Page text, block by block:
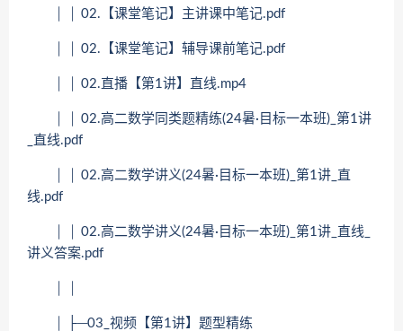
│ │ 02.【课堂笔记】主讲课中笔记.pdf
│ │ 02.【课堂笔记】辅导课前笔记.pdf
│ │ 02.直播【第1讲】直线.mp4
│ │ 02.高二数学同类题精练(24暑·目标一本班)_第1讲
_直线.pdf
│ │ 02.高二数学讲义(24暑·目标一本班)_第1讲_直
线.pdf
│ │ 02.高二数学讲义(24暑·目标一本班)_第1讲_直线_
讲义答案.pdf
│ ├─03_视频【第1讲】题型精练